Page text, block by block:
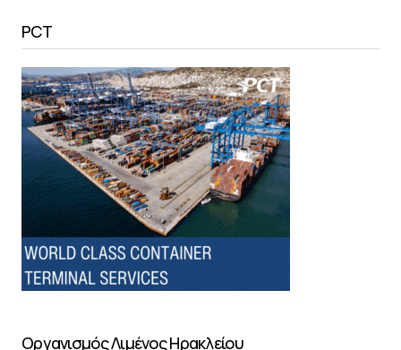
PCT
Οργανισμός Λιμένος Ηρακλείου